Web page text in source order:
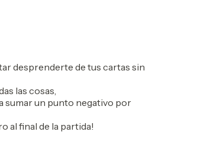
desprenderte de tus cartas sin
las cosas,
sumar un punto negativo por
al final de la partida!